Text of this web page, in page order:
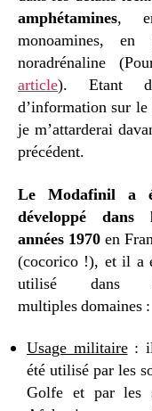
amphétamines,
monoamines,
noradrénaline
article). Etant
d’information sur
je m’attarderai
précédent.
Le Modafinil a
développé dans
années 1970 en
(cocorico !), et il a
utilisé dans
multiples domaines :
Usage militaire:
été utilisé par les
Golfe et par les